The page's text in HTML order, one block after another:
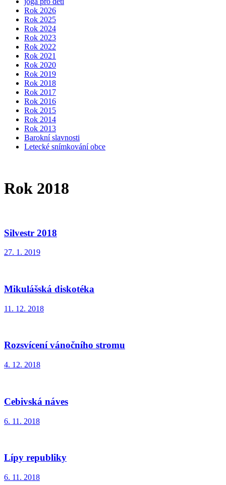
Rok 2026
Rok 2025
Rok 2024
Rok 2023
Rok 2022
Rok 2021
Rok 2020
Rok 2019
Rok 2018
Rok 2017
Rok 2016
Rok 2015
Rok 2014
Rok 2013
Barokní slavnosti
Letecké snímkování obce
Rok 2018
Silvestr 2018
27. 1. 2019
Mikulášská diskotéka
11. 12. 2018
Rozsvícení vánočního stromu
4. 12. 2018
Cebivská náves
6. 11. 2018
Lípy republiky
6. 11. 2018